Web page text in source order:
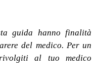
guida hanno finalità
del medico. Per un
al tuo medico